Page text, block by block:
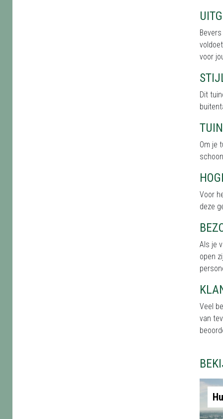
voor
Dit
Om je
Voor
deze
Als je
open
Veel
van